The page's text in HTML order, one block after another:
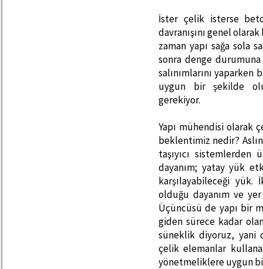
İster çelik isterse
davranışını genel
zaman yapı sağa sola
sonra denge
salınımlarını
uygun bir şekilde
gerekiyor.
Yapı mühendisi olarak
beklentimiz nedir?
taşıyıcı
dayanım; yatay yük
karşılayabileceği yük.
olduğu dayanım ve
Üçüncüsü de yapı bir
giden sürece kadar
süneklik diyoruz, yani
çelik elemanlar
yönetmeliklere uygun